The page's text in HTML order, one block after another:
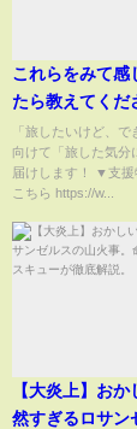
これらをみて感
たら教えてくだ
「旅したいけど、
向けて「旅した気分
届けします！ ▼支援
こちら https://w...
【大炎上】お
然すぎるロサン